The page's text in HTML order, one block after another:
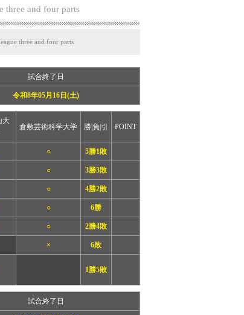
three and four parts
three and four parts
試合終了日
令和8年05月16日(土)
大
倉敷芸術科学大学 勝|負|引 POINT
○ 5勝1敗
○ 3勝3敗
○ 4勝2敗
○ 6勝
○ 2勝4敗
× 6敗
1勝5敗
試合終了日